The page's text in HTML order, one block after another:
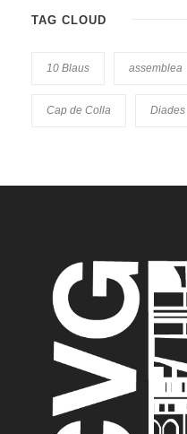
TAG CLOUD
10 Blaus assemblea
Cap de Colla Diades